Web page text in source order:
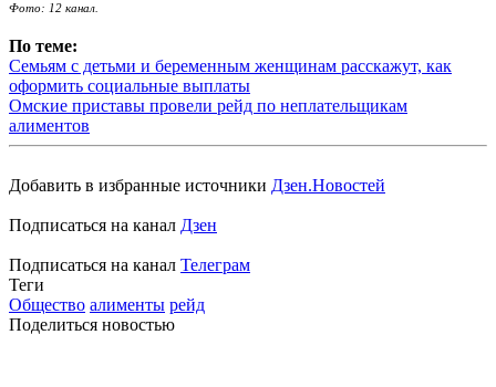
Фото: 12 канал.
По теме:
Семьям с детьми и беременным женщинам расскажут, как
оформить социальные выплаты
Омские приставы провели рейд по неплательщикам
алиментов
Добавить в избранные источники Дзен.Новостей
Подписаться на канал Дзен
Подписаться на канал Телеграм
Теги
Общество алименты рейд
Поделиться новостью